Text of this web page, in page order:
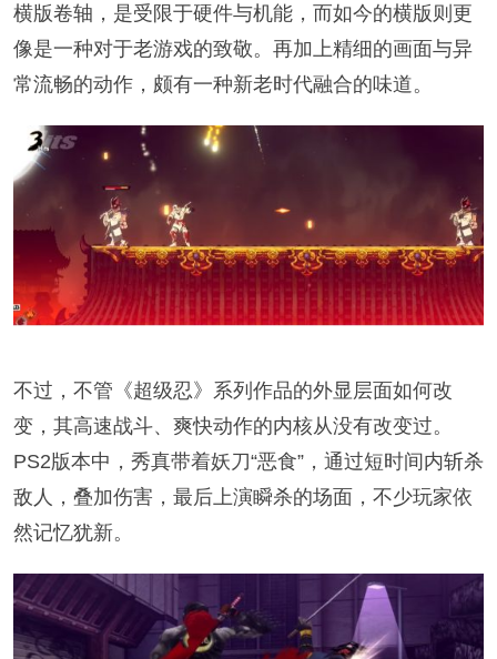
横版卷轴，是受限于硬件与机能，而如今的横版则更
像是一种对于老游戏的致敬。再加上精细的画面与异
常流畅的动作，颇有一种新老时代融合的味道。
不过，不管《超级忍》系列作品的外显层面如何改
变，其高速战斗、爽快动作的内核从没有改变过。
PS2版本中，秀真带着妖刀“恶食”，通过短时间内斩杀
敌人，叠加伤害，最后上演瞬杀的场面，不少玩家依
然记忆犹新。